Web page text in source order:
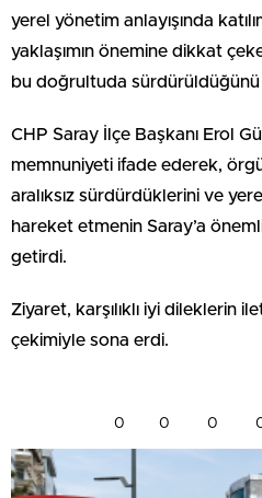
yerel yönetim anlayışında
yaklaşımın önemine dikkat
bu doğrultuda
CHP Saray İlçe Başkanı Erol
memnuniyeti ifade ederek,
aralıksız sürdürdüklerini ve
hareket etmenin Saray’a
getirdi.
Ziyaret, karşılıklı iyi dileklerin
çekimiyle sona erdi.
0 0 0